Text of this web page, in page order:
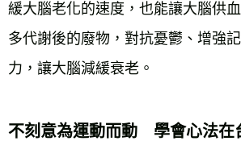
緩大腦老化的速度，也能讓大腦供
多代謝後的廢物，對抗憂鬱、增強
力，讓大腦減緩衰老。
不刻意為運動而動 學會心法在